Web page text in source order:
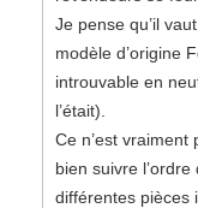
Je pense qu’il
modèle d’origine
introuvable en
l’était).
Ce n’est vraiment
bien suivre
différentes pièces